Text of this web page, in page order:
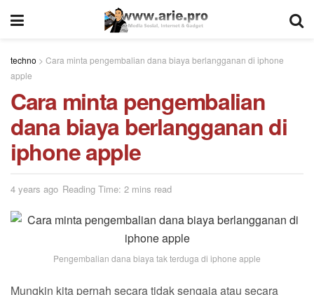
techno > Cara minta pengembalian dana biaya berlangganan di iphone
apple
Cara minta pengembalian
dana biaya berlangganan di
iphone apple
4 years ago Reading Time: 2 mins read
Pengembalian dana biaya tak terduga di iphone apple
Mungkin kita pernah secara tidak sengaja atau secara